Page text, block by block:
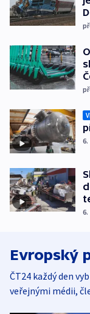
6.
6.
Evropský
ČT24 každý den
veřejnými médii,